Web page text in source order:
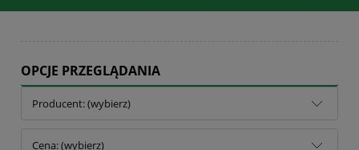
OPCJE PRZEGLĄDANIA
Producent: (wybierz)
Cena: (wybierz)